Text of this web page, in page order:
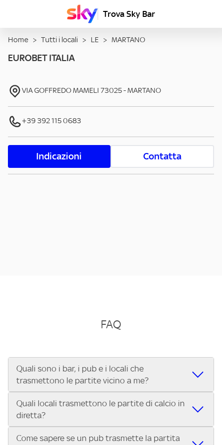
Trova Sky Bar
Home > Tutti i locali > LE > MARTANO
EUROBET ITALIA
VIA GOFFREDO MAMELI 73025-MARTANO
+39 392 115 0683
Indicazioni Contatta
FAQ
Quali sono i bar, i pub e i locali che
trasmettono le partite vicino a me?
Se cerchi un bar, pub, ristorante o locale vicino a te per
vedere le partite di Serie A ENILIVE, la Serie C Sky Wifi, la
UEFA Champions League, la UEFA Europa League, la UEFA
Conference League, il Tennis, la Formula 1®, la MotoGP™ e
Quali locali trasmettono le partite di calcio in
diretta?
Vuoi sapere quali bar, pub o ristoranti mostrano le partite
Come sapere se un pub trasmette la partita